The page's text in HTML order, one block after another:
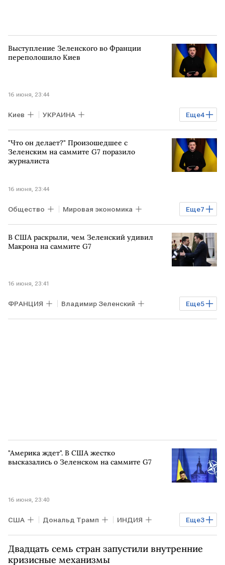
Выступление Зеленского во Франции
переполошило Киев
16 июня, 23:44
Еще4
Киев УКРАИНА
Владимир Зеленский ЕС
Владимир Путин ФРАНЦИЯ
"Что он делает?" Произошедшее с
Зеленским на саммите G7 поразило
журналиста
16 июня, 23:44
Еще7
Общество Мировая экономика
ИРЛАНДИЯ ФРАНЦИЯ УКРАИНА
Владимир Путин Владимир Зеленский
В США раскрыли, чем Зеленский удивил
Макрона на саммите G7
16 июня, 23:41
Еще5
ФРАНЦИЯ Владимир Зеленский
Дональд Трамп ЕС УКРАИНА
"Америка ждет". В США жестко
высказались о Зеленском на саммите G7
16 июня, 23:40
Еще3
США Дональд Трамп ИНДИЯ
БРАЗИЛИЯ Владимир Зеленский
Марко Рубио
Двадцать семь стран запустили внутренние
кризисные механизмы